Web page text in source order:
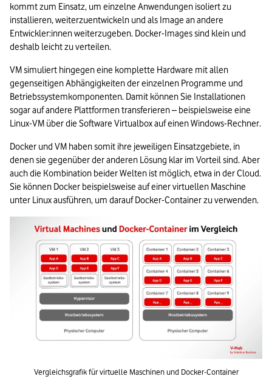
kommt zum Einsatz, um einzelne Anwendungen isoliert zu
installieren, weiterzuentwickeln und als Image an andere
Entwickler:innen weiterzugeben. Docker-Images sind klein und
deshalb leicht zu verteilen.
VM simuliert hingegen eine komplette Hardware mit allen
gegenseitigen Abhängigkeiten der einzelnen Programme und
Betriebssystemkomponenten. Damit können Sie Installationen
sogar auf andere Plattformen transferieren – beispielsweise eine
Linux-VM über die Software Virtualbox auf einen Windows-Rechner.
Docker und VM haben somit ihre jeweiligen Einsatzgebiete, in
denen sie gegenüber der anderen Lösung klar im Vorteil sind. Aber
auch die Kombination beider Welten ist möglich, etwa in der Cloud.
Sie können Docker beispielsweise auf einer virtuellen Maschine
unter Linux ausführen, um darauf Docker-Container zu verwenden.
Vergleichsgrafik für virtuelle Maschinen und Docker-Container